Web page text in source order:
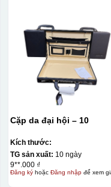
quang, trong đó
thành khuôn. Mực
bằng một thanh gạt
phẩm như ly, cốc,
tặng khác. Kỹ thuật
khác nhau, độ bền
phù hợp cho sản
quy trình chuẩn bị
tương đối cao.
Cặp da đại hội – 10
Kích thước:
TG sản xuất: 10 ngày
9**.000 ₫
Đăng kýhoặc Đăng nhậpđể xem